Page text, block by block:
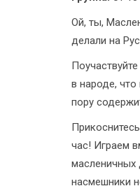
Ой, ты,
делали на
в народе,
пору
час! Играем
масленичных
насмешники